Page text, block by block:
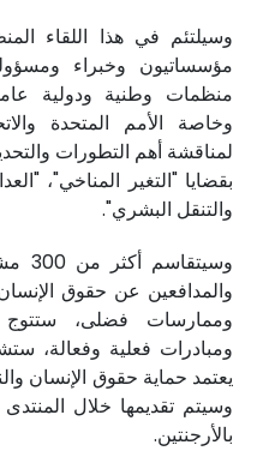
وسيلتئم في هذا اللقاء
مؤسساتيون وخبراء
منظمات وطنية ودولية
وخاصة الأمم المتحدة
لمناقشة أهم التطورات
بقضايا "التغير المناخي"،
والتنقل البشري".
وممارسات فضلى،
ومبادرات فعلية وفعالة،
يعتمد حماية حقوق الإنسان
وسيتم تقديمها خلال
بالأرجنتين.